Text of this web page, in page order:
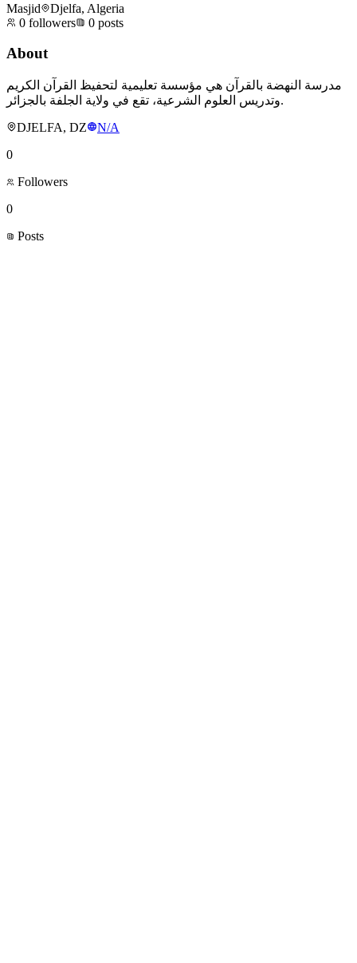
Masjid
Djelfa, Algeria
0 followers 0 posts
About
مدرسة النهضة بالقرآن هي مؤسسة تعليمية لتحفيظ القرآن الكريم
وتدريس العلوم الشرعية، تقع في ولاية الجلفة بالجزائر.
DJELFA, DZ
N/A
0
Followers
0
Posts